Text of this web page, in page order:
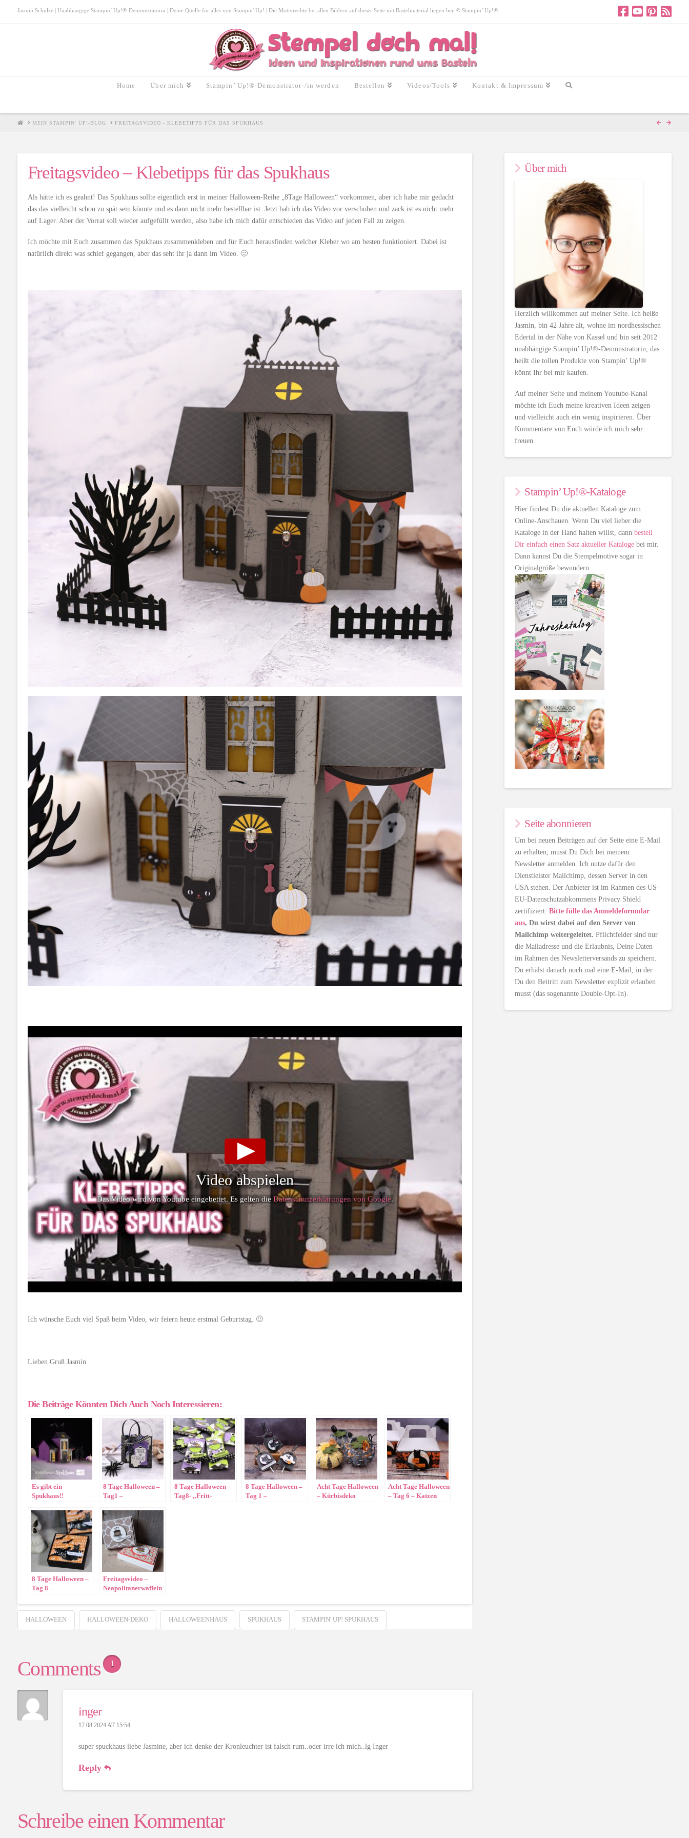
Jasmin Schulze | Unabhängige Stampin’ Up!®-Demonstratorin | Deine Quelle für alles von Stampin' Up! | Die Motivrechte bei allen Bildern auf dieser Seite mit Bastelmaterial liegen bei: © Stampin’ Up!®
Home Über mich Stampin’ Up!®-Demonstrator-/in werden Bestellen Videos/Tools Kontakt & Impressum
HOMEMEIN STAMPIN' UP!-BLOG FREITAGSVIDEO - KLEBETIPPS FÜR DAS SPUKHAUS
Freitagsvideo – Klebetipps für das Spukhaus
Als hätte ich es geahnt! Das Spukhaus sollte eigentlich erst in meiner Halloween-Reihe „8Tage Halloween“ vorkommen, aber ich habe mir gedacht
das das vielleicht schon zu spät sein könnte und es dann nicht mehr bestellbar ist. Jetzt hab ich das Video vor verschoben und zack ist es nicht mehr
auf Lager. Aber der Vorrat soll wieder aufgefüllt werden, also habe ich mich dafür entschieden das Video auf jeden Fall zu zeigen.
Ich möchte mit Euch zusammen das Spukhaus zusammenkleben und für Euch herausfinden welcher Kleber wo am besten funktioniert. Dabei ist
natürlich direkt was schief gegangen, aber das seht ihr ja dann im Video. 🙂
Video abspielen
Das Video wird von Youtube eingebettet. Es gelten die Datenschutzerklärungen von Google.
Ich wünsche Euch viel Spaß beim Video, wir feiern heute erstmal Geburtstag. 🙂
Lieben Gruß Jasmin
Die Beiträge Könnten Dich Auch Noch Interessieren:
Es gibt ein
Spukhaus!!
8 Tage Halloween –
Tag1 –
8 Tage Halloween -
Tag8- „Fritt-
8 Tage Halloween –
Tag 1 –
Acht Tage Halloween
– Kürbisdeko
Acht Tage Halloween
– Tag 6 – Katzen
8 Tage Halloween –
Tag 8 –
Freitagsvideo –
Neapolitanerwaffeln
HALLOWEEN HALLOWEEN-DEKO HALLOWEENHAUS SPUKHAUS STAMPIN' UP! SPUKHAUS
Comments 1
inger
17.08.2024 AT 15:54
super spuckhaus liebe Jasmine, aber ich denke der Kronleuchter ist falsch rum..oder irre ich mich..lg Inger
Reply
Schreibe einen Kommentar
Über mich
Herzlich willkommen auf meiner Seite. Ich heiße
Jasmin, bin 42 Jahre alt, wohne im nordhessischen
Edertal in der Nähe von Kassel und bin seit 2012
unabhängige Stampin’ Up!®-Demonstratorin, das
heißt die tollen Produkte von Stampin’ Up!®
könnt Ihr bei mir kaufen.
Auf meiner Seite und meinem Youtube-Kanal
möchte ich Euch meine kreativen Ideen zeigen
und vielleicht auch ein wenig inspirieren. Über
Kommentare von Euch würde ich mich sehr
freuen.
Stampin’ Up!®-Kataloge
Hier findest Du die aktuellen Kataloge zum
Online-Anschauen. Wenn Du viel lieber die
Kataloge in der Hand halten willst, dannbestell
Dir einfach einen Satz aktueller Kataloge bei mir.
Dann kannst Du die Stempelmotive sogar in
Originalgröße bewundern.
Seite abonnieren
Um bei neuen Beiträgen auf der Seite eine E-Mail
zu erhalten, musst Du Dich bei meinem
Newsletter anmelden. Ich nutze dafür den
Dienstleister Mailchimp, dessen Server in den
USA stehen. Der Anbieter ist im Rahmen des US-
EU-Datenschutzabkommens Privacy Shield
zertifiziert.Bitte fülle das Anmeldeformular
aus, Du wirst dabei auf den Server von
Mailchimp weitergeleitet. Pflichtfelder sind nur
die Mailadresse und die Erlaubnis, Deine Daten
im Rahmen des Newsletterversands zu speichern.
Du erhälst danach noch mal eine E-Mail, in der
Du den Beitritt zum Newsletter explizit erlauben
musst (das sogenannte Double-Opt-In).